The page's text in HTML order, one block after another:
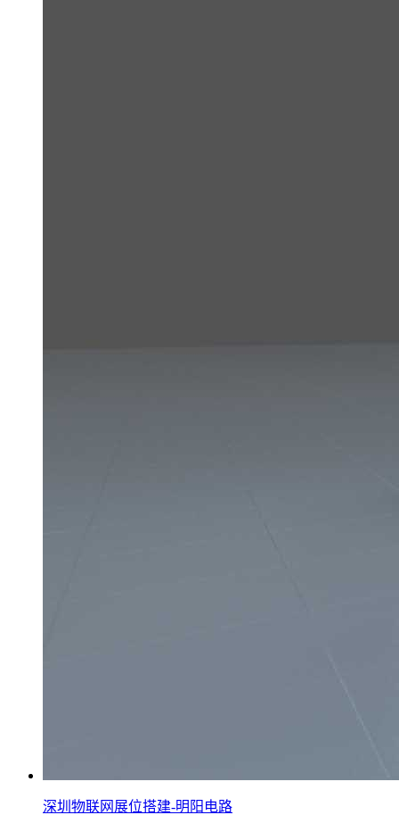
深圳物联网展位搭建-明阳电路